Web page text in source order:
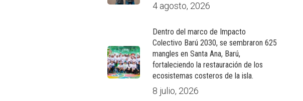
4 agosto, 2026
Dentro del marco de Impacto
Colectivo Barú 2030, se sembraron 625
mangles en Santa Ana, Barú,
fortaleciendo la restauración de los
ecosistemas costeros de la isla.
8 julio, 2026